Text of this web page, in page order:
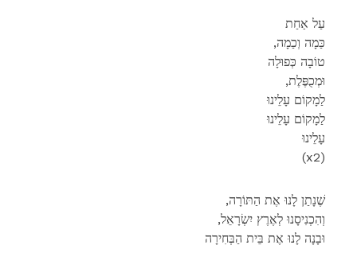
עַל אַחַת
,כַּמָה וְכַמָה
טוֹבָה כְּפוּלָה
,וּמְכֻפֶּלֶת
לַמָקוֹם עָלֵינוּ
לַמָקוֹם עָלֵינוּ
עָלֵינוּ
(x2)
,שֶׁנָתַן לָנוּ אֶת הַתּוֹרָה
,וְהִכְנִיסָנוּ לְאֶרֶץ יִשְׂרָאֵל
וּבָנָה לָנוּ אֶת בֵּית הַבְּחִירָה